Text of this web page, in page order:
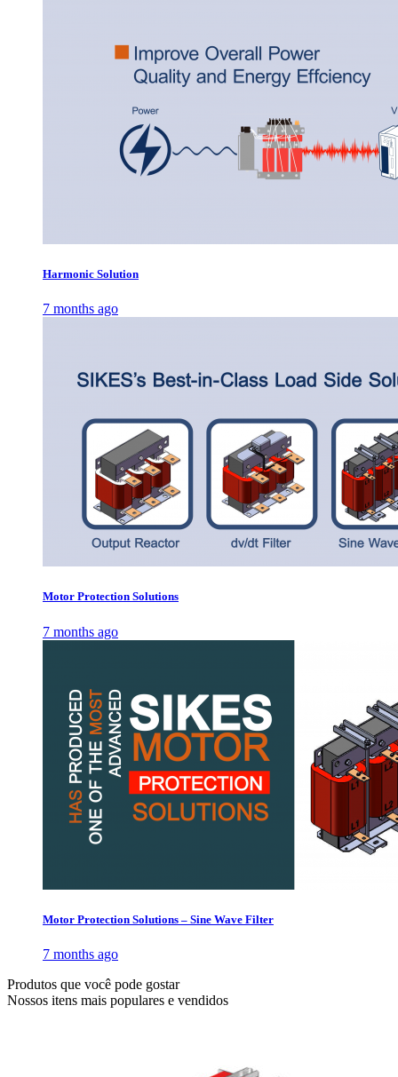
Harmonic Solution
7 months ago
Motor Protection Solutions
7 months ago
Motor Protection Solutions – Sine Wave Filter
7 months ago
Produtos que você pode gostar
Nossos itens mais populares e vendidos